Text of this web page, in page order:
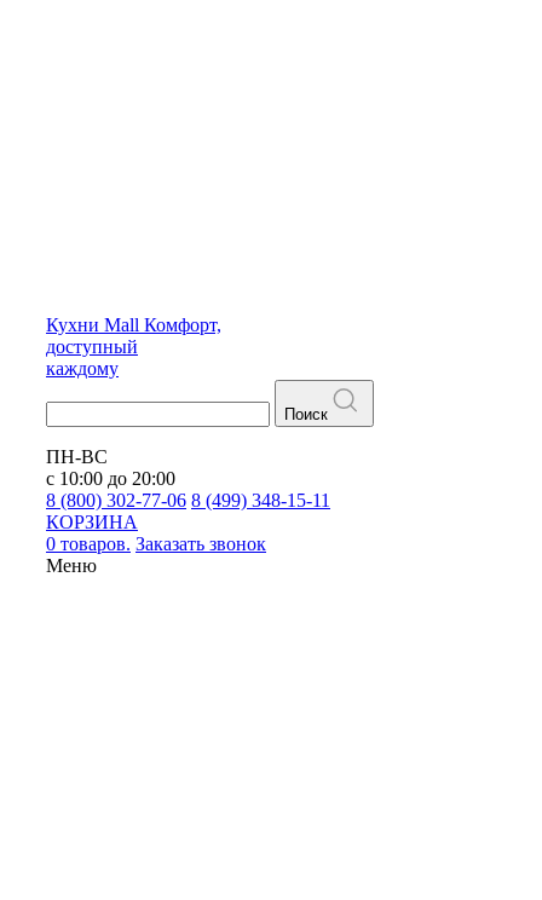
Кухни Mall Комфорт,
доступный
каждому
Поиск
ПН-ВС
с 10:00 до 20:00
8 (800) 302-77-06 8 (499) 348-15-11
КОРЗИНА
0 товаров. Заказать звонок
Меню